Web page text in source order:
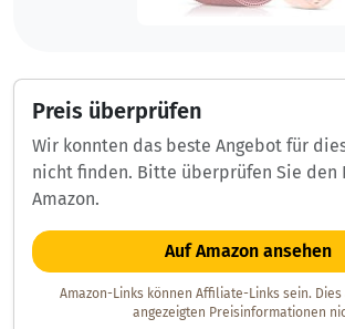
Preis überprüfen
Wir konnten das beste Angebot für
nicht finden. Bitte überprüfen Sie den
Amazon.
Auf Amazon ansehen
Amazon-Links können Affiliate-Links sein.
angezeigten Preisinformationen